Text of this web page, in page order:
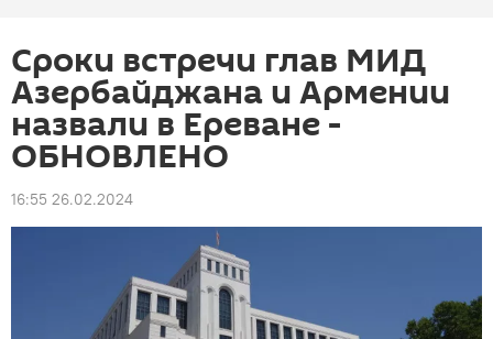
Сроки встречи глав МИД
Азербайджана и Армении
назвали в Ереване -
ОБНОВЛЕНО
16:55 26.02.2024